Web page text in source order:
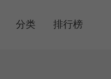
分类 排行榜